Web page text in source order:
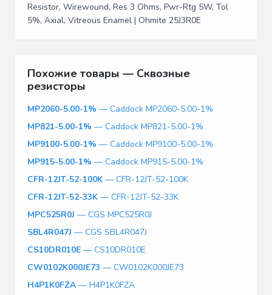
Resistor, Wirewound, Res 3 Ohms, Pwr-Rtg 5W, Tol
5%, Axial, Vitreous Enamel | Ohmite 25J3R0E
Похожие товары — Сквозные
резисторы
MP2060-5.00-1% — Caddock MP2060-5.00-1%
MP821-5.00-1% — Caddock MP821-5.00-1%
MP9100-5.00-1% — Caddock MP9100-5.00-1%
MP915-5.00-1% — Caddock MP915-5.00-1%
CFR-12JT-52-100K — CFR-12JT-52-100K
CFR-12JT-52-33K — CFR-12JT-52-33K
MPC525R0J — CGS MPC525R0J
SBL4R047J — CGS SBL4R047J
CS10DR010E — CS10DR010E
CW0102K000JE73 — CW0102K000JE73
H4P1K0FZA — H4P1K0FZA